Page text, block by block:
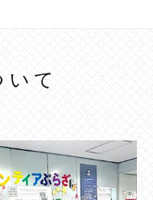
いて